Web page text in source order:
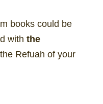
books could be
with the
Refuah of your